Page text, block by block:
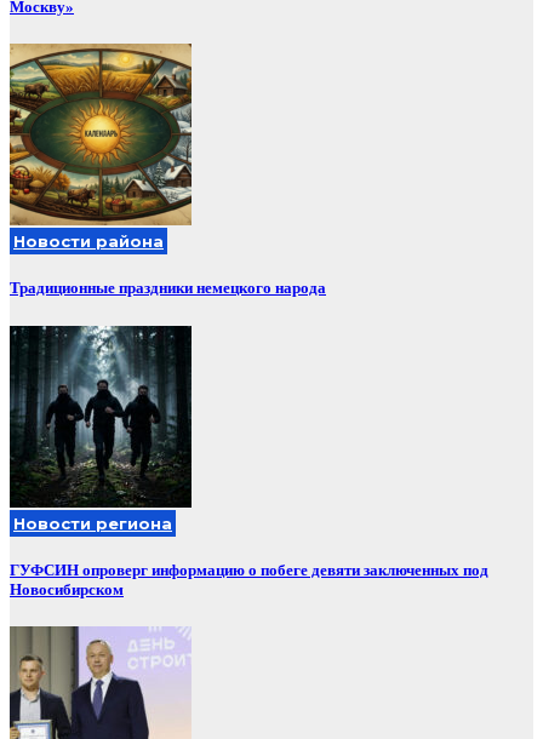
Москву»
Новости района
Традиционные праздники немецкого народа
Новости региона
ГУФСИН опроверг информацию о побеге девяти заключенных под
Новосибирском